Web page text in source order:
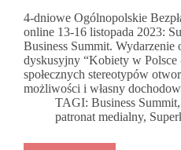
4-dniowe Ogólnopolskie
online 13-16 listopada 2023:
Business Summit. Wydarzenie
dyskusyjny “Kobiety w Polsce
społecznych stereotypów
możliwości i własny
TAGI: Business Summit
patronat medialny,